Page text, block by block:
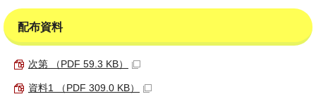
配布資料
次第 （PDF 59.3 KB）
資料1 （PDF 309.0 KB）